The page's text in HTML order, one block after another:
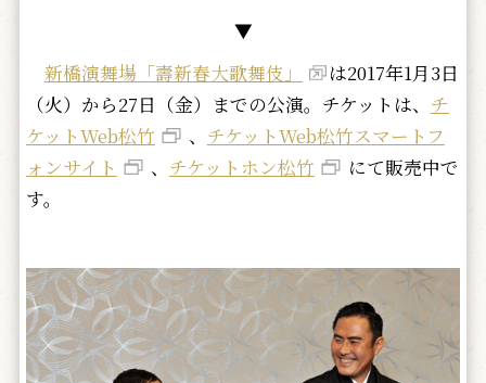
▼
新橋演舞場「壽新春大歌舞伎」
は2017年1月3日
（火）から27日（金）までの公演。チケットは、 チ
ケットWeb松竹
、 チケットWeb松竹スマートフ
ォンサイト
、 チケットホン松竹
にて販売中で
す。